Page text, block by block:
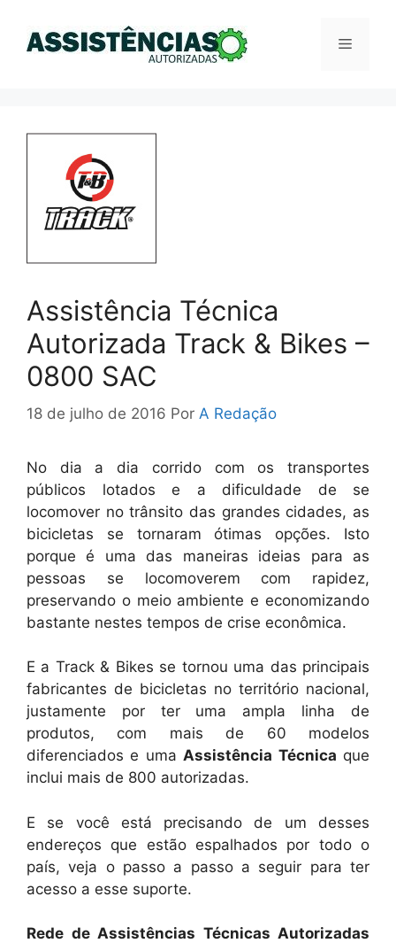
Menu
Assistência Técnica
Autorizada Track & Bikes –
0800 SAC
18 de julho de 2016 Por A Redação
No dia a dia corrido com os transportes
públicos lotados e a dificuldade de se
locomover no trânsito das grandes cidades, as
bicicletas se tornaram ótimas opções. Isto
porque é uma das maneiras ideias para as
pessoas se locomoverem com rapidez,
preservando o meio ambiente e economizando
bastante nestes tempos de crise econômica.
E a Track & Bikes se tornou uma das principais
fabricantes de bicicletas no território nacional,
justamente por ter uma ampla linha de
produtos, com mais de 60 modelos
diferenciados e umaAssistência Técnica que
inclui mais de 800 autorizadas.
E se você está precisando de um desses
endereços que estão espalhados por todo o
país, veja o passo a passo a seguir para ter
acesso a esse suporte.
Rede de Assistências Técnicas Autorizadas